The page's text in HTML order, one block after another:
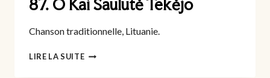
87. O Kai Saulutė Tekėjo
Chanson traditionnelle, Lituanie.
LIRE LA SUITE87.